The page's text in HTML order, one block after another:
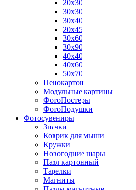
20х30
30х30
30х40
20х45
30х60
30х90
40х40
40х60
50х70
Пенокартон
Модульные картины
ФотоПостеры
ФотоПодушки
Фотоcувениры
Значки
Коврик для мыши
Кружки
Новогодние шары
Пазл картонный
Тарелки
Магниты